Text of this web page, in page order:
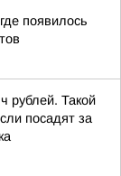
появилось
рублей. Такой
посадят за